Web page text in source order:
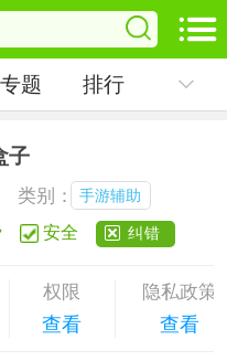
专题 排行
子
类别： 手游辅助
安全 纠错
权限
查看
隐私政策
查看